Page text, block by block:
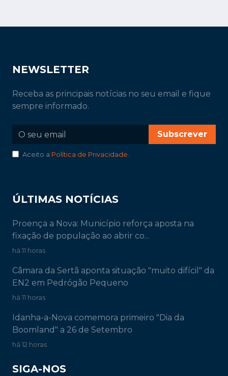
NEWSLETTER
Receba as principais notícias no seu email e fique
sempre informado.
Subscrever
Aceito a Política de Privacidade.
ÚLTIMAS NOTÍCIAS
Proença a Nova: Município reforça aposta na
fixação de população ao abrir co...
há 11 horas
Câmara da Sertã aponta situação "muito difícil" da
EN2 em Pedrógão Pequeno
há 11 horas
Idanha-a-Nova comemora primeiro "Dia da
Boomland" a 26 de Setembro
há 12 horas
SIGA-NOS